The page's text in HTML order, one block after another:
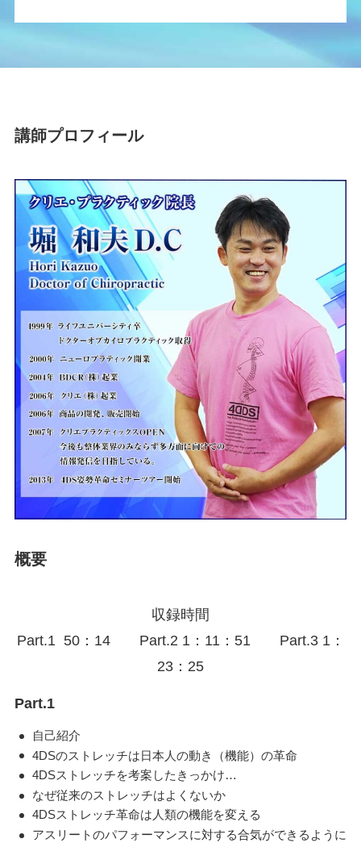
講師プロフィール
概要
収録時間
Part.1 50：14 Part.2 1：11：51 Part.3 1：
23：25
Part.1
自己紹介
4DSのストレッチは日本人の動き（機能）の革命
4DSストレッチを考案したきっかけ…
なぜ従来のストレッチはよくないか
4DSストレッチ革命は人類の機能を変える
アスリートのパフォーマンスに対する合気ができるように